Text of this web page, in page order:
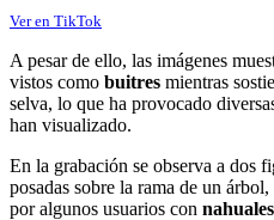
Ver en TikTok
A pesar de ello, las imágenes
vistos como buitres mientras
selva, lo que ha provocado
han visualizado.
En la grabación se observa a dos
posadas sobre la rama de un
por algunos usuarios con nahuales